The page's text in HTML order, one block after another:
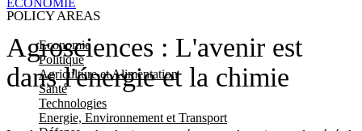
POLICY AREAS
Economie
Politique
Agriculture et Alimentation
Santé
Technologies
Energie, Environnement et Transport
Agrosciences : L'avenir est
dans l'énergie et la chimie
ÉCONOMIE